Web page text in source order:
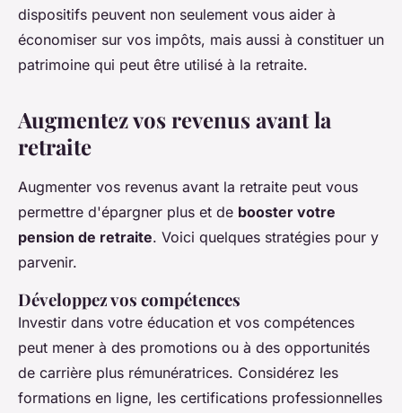
dispositifs peuvent non seulement vous aider à
économiser sur vos impôts, mais aussi à constituer un
patrimoine qui peut être utilisé à la retraite.
Augmentez vos revenus avant la
retraite
Augmenter vos revenus avant la retraite peut vous
permettre d'épargner plus et de booster votre
pension de retraite. Voici quelques stratégies pour y
parvenir.
Développez vos compétences
Investir dans votre éducation et vos compétences
peut mener à des promotions ou à des opportunités
de carrière plus rémunératrices. Considérez les
formations en ligne, les certifications professionnelles